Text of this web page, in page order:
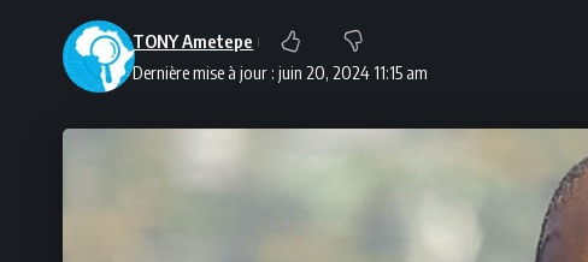
Dernière mise à jour : juin 20, 2024 11:15 am
TONY Ametepe